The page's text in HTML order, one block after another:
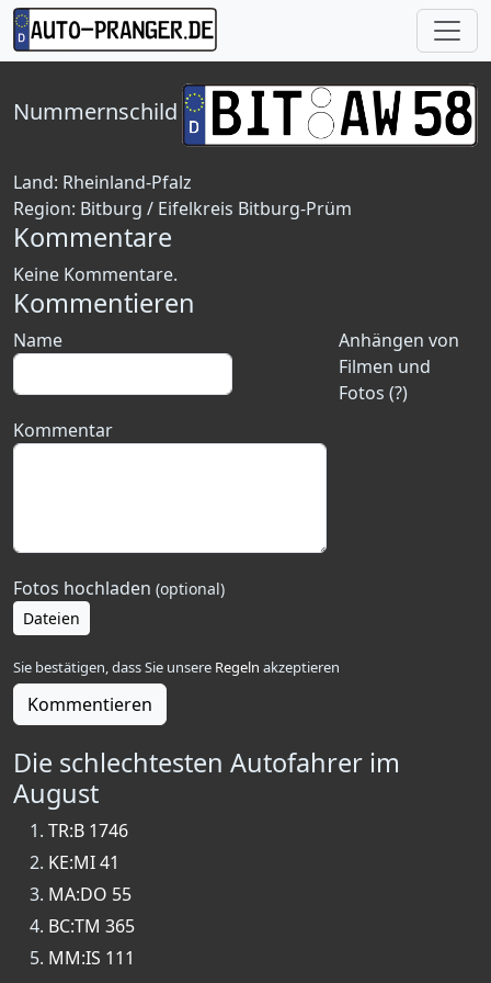
Nummernschild
Land: Rheinland-Pfalz
Region: Bitburg / Eifelkreis Bitburg-Prüm
Kommentare
Keine Kommentare.
Kommentieren
Anhängen von
Filmen und
Fotos (?)
Name
Kommentar
Fotos hochladen (optional)
Dateien
Sie bestätigen, dass Sie unsere Regeln akzeptieren
Kommentieren
Die schlechtesten Autofahrer im
August
TR:B 1746
KE:MI 41
MA:DO 55
BC:TM 365
MM:IS 111